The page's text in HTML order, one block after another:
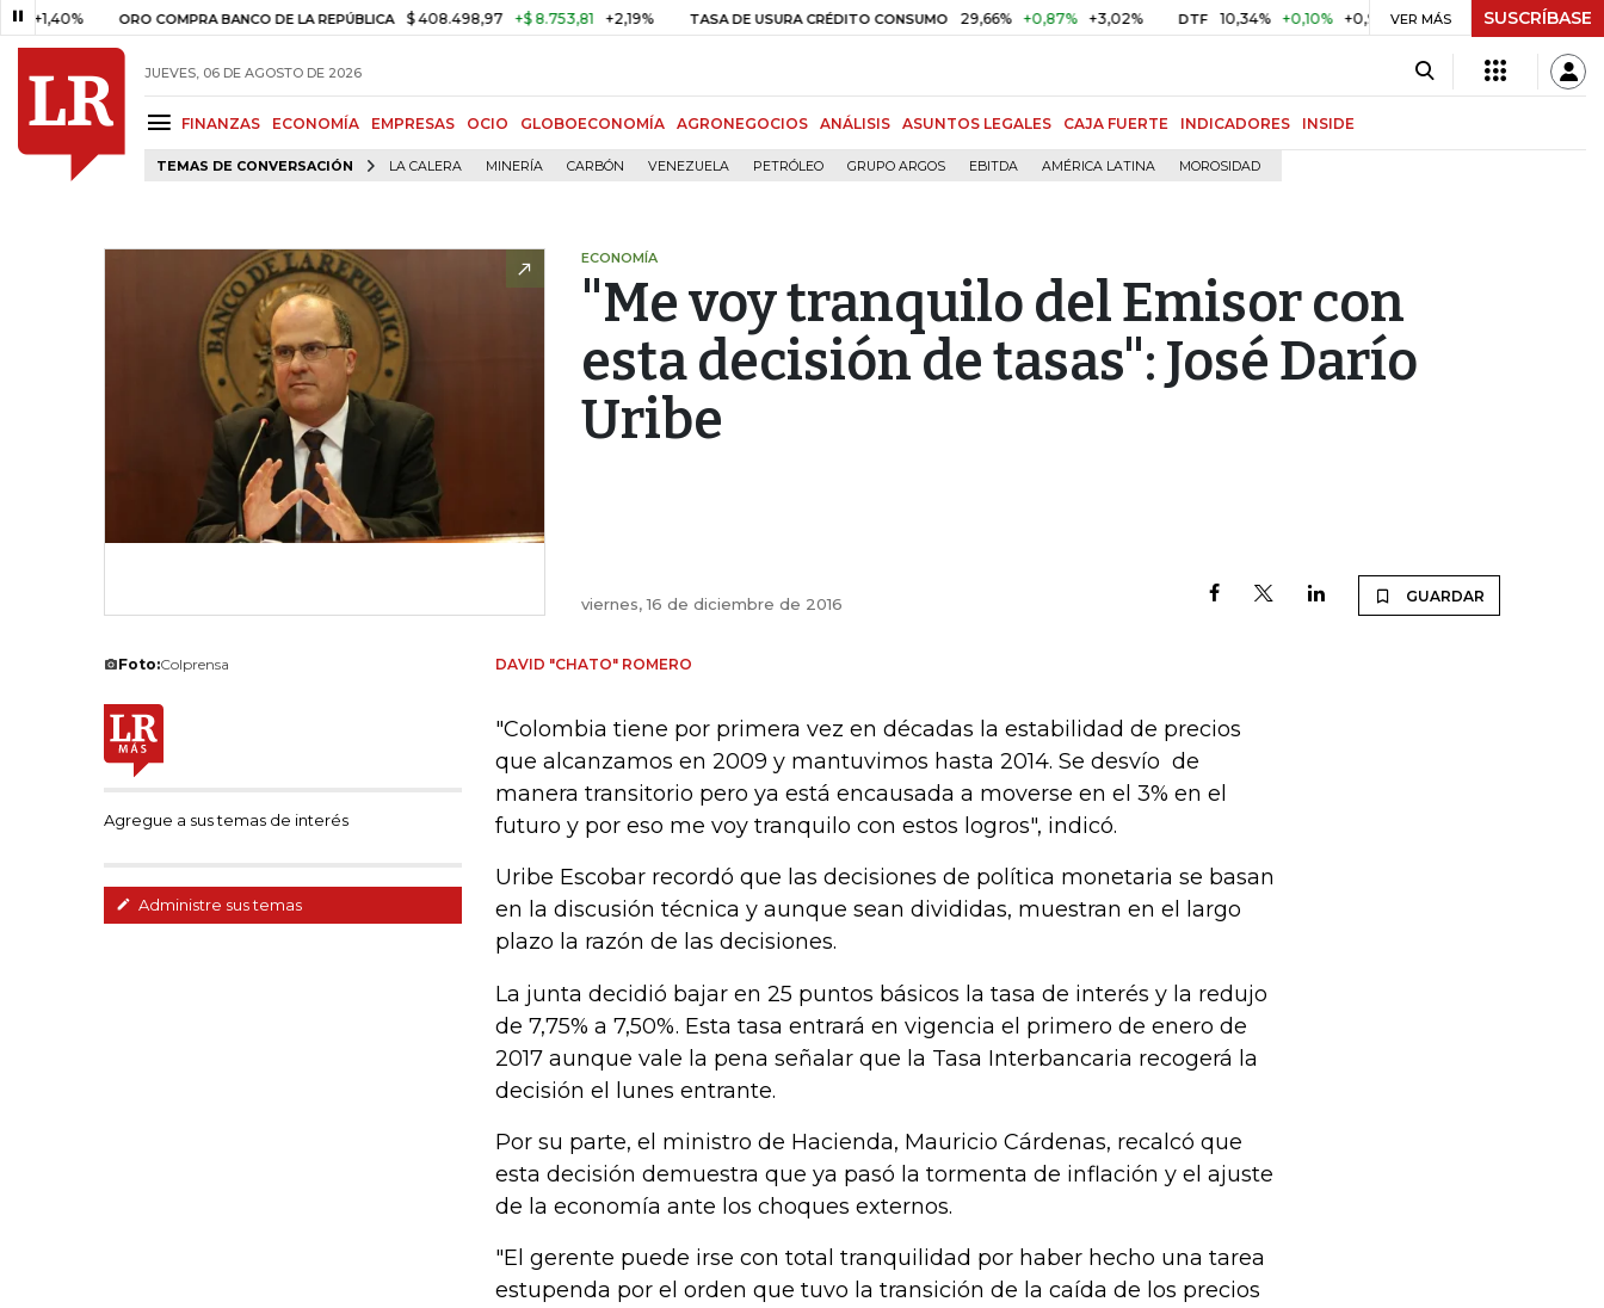
ORO COMPRA BANCO DE LA REPÚBLICA $ 408.498,97 +$ 8.753,81 +2,19% TASA DE USURA CRÉDITO CONSUMO 29,66% +0,87% +3,02% DTF 10,34% +0,10% +0,98% UVR $ 416,86 +$ 0,05 +0,01%
VER MÁS SUSCRÍBASE
JUEVES, 06 DE AGOSTO DE 2026
FINANZAS ECONOMÍA EMPRESAS OCIO GLOBOECONOMÍA AGRONEGOCIOS ANÁLISIS ASUNTOS LEGALES CAJA FUERTE INDICADORES INSIDE
TEMAS DE CONVERSACIÓN LA CALERA MINERÍA CARBÓN VENEZUELA PETRÓLEO GRUPO ARGOS EBITDA AMÉRICA LATINA MOROSIDAD
ECONOMÍA
"Me voy tranquilo del Emisor con
esta decisión de tasas": José Darío
Uribe
viernes, 16 de diciembre de 2016 GUARDAR
Foto:Colprensa
Agregue a sus temas de interés
Administre sus temas
DAVID "CHATO" ROMERO
"Colombia tiene por primera vez en décadas la estabilidad de precios
que alcanzamos en 2009 y mantuvimos hasta 2014. Se desvío de
manera transitorio pero ya está encausada a moverse en el 3% en el
futuro y por eso me voy tranquilo con estos logros", indicó.
Uribe Escobar recordó que las decisiones de política monetaria se basan
en la discusión técnica y aunque sean divididas, muestran en el largo
plazo la razón de las decisiones.
La junta decidió bajar en 25 puntos básicos la tasa de interés y la redujo
de 7,75% a 7,50%. Esta tasa entrará en vigencia el primero de enero de
2017 aunque vale la pena señalar que la Tasa Interbancaria recogerá la
decisión el lunes entrante.
Por su parte, el ministro de Hacienda, Mauricio Cárdenas, recalcó que
esta decisión demuestra que ya pasó la tormenta de inflación y el ajuste
de la economía ante los choques externos.
"El gerente puede irse con total tranquilidad por haber hecho una tarea
estupenda por el orden que tuvo la transición de la caída de los precios